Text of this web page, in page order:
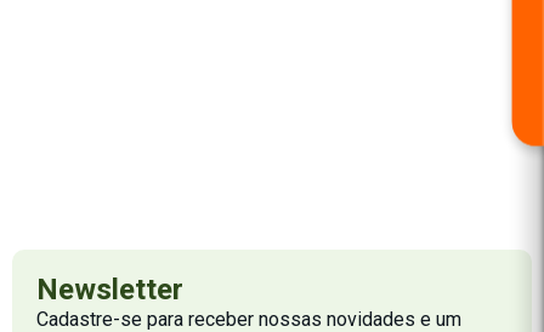
Newsletter
Cadastre-se para receber nossas novidades e um